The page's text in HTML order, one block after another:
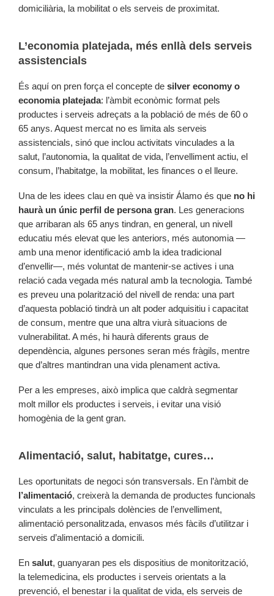
domiciliària, la mobilitat o els serveis de proximitat.
L’economia platejada, més enllà dels serveis
assistencials
És aquí on pren força el concepte de silver economy o
economia platejada: l’àmbit econòmic format pels
productes i serveis adreçats a la població de més de 60 o
65 anys. Aquest mercat no es limita als serveis
assistencials, sinó que inclou activitats vinculades a la
salut, l’autonomia, la qualitat de vida, l’envelliment actiu, el
consum, l’habitatge, la mobilitat, les finances o el lleure.
Una de les idees clau en què va insistir Álamo és que no hi
haurà un únic perfil de persona gran. Les generacions
que arribaran als 65 anys tindran, en general, un nivell
educatiu més elevat que les anteriors, més autonomia —
amb una menor identificació amb la idea tradicional
d’envellir—, més voluntat de mantenir-se actives i una
relació cada vegada més natural amb la tecnologia. També
es preveu una polarització del nivell de renda: una part
d’aquesta població tindrà un alt poder adquisitiu i capacitat
de consum, mentre que una altra viurà situacions de
vulnerabilitat. A més, hi haurà diferents graus de
dependència, algunes persones seran més fràgils, mentre
que d’altres mantindran una vida plenament activa.
Per a les empreses, això implica que caldrà segmentar
molt millor els productes i serveis, i evitar una visió
homogènia de la gent gran.
Alimentació, salut, habitatge, cures…
Les oportunitats de negoci són transversals. En l’àmbit de
l’alimentació, creixerà la demanda de productes funcionals
vinculats a les principals dolències de l’envelliment,
alimentació personalitzada, envasos més fàcils d’utilitzar i
serveis d’alimentació a domicili.
En salut, guanyaran pes els dispositius de monitorització,
la telemedicina, els productes i serveis orientats a la
prevenció, el benestar i la qualitat de vida, els serveis de